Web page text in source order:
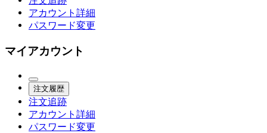
アカウント詳細
パスワード変更
マイアカウント
注文履歴
注文追跡
アカウント詳細
パスワード変更